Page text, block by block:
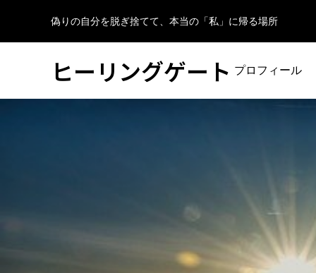
偽りの自分を脱ぎ捨てて、本当の「私」に帰る場所
ヒーリングゲート プロフィール